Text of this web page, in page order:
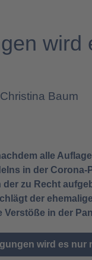
wird
Baum
alle
in der
zu Recht
der
in der
wird es nur